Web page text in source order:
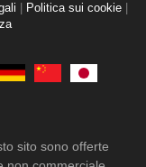
Politica sui cookie
sito sono offerte